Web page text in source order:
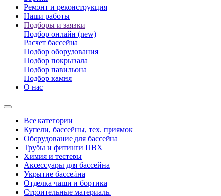
Ремонт и реконструкция
Наши работы
Подборы и заявки
Подбор онлайн (new)
Расчет бассейна
Подбор оборудования
Подбор покрывала
Подбор павильона
Подбор камня
О нас
Все категории
Купели, бассейны, тех. приямок
Оборудование для бассейна
Трубы и фитинги ПВХ
Химия и тестеры
Аксессуары для бассейна
Укрытие бассейна
Отделка чаши и бортика
Строительные материалы